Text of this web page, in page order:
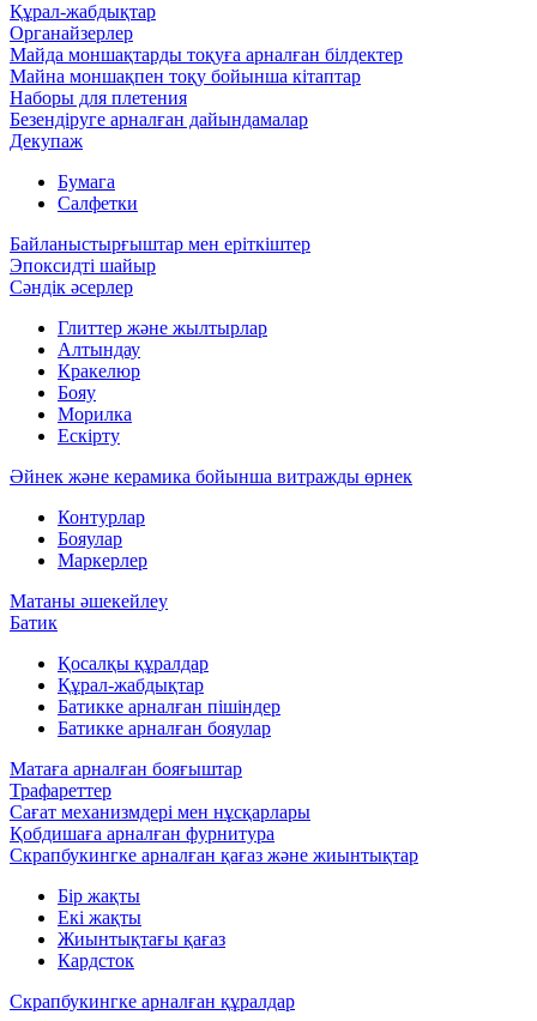
Құрал-жабдықтар
Органайзерлер
Майда моншақтарды тоқуға арналған білдектер
Майна моншақпен тоқу бойынша кітаптар
Наборы для плетения
Безендіруге арналған дайындамалар
Декупаж
Бумага
Салфетки
Байланыстырғыштар мен еріткіштер
Эпоксидті шайыр
Сәндік әсерлер
Глиттер және жылтырлар
Алтындау
Кракелюр
Бояу
Морилка
Ескірту
Әйнек және керамика бойынша витражды өрнек
Контурлар
Бояулар
Маркерлер
Матаны әшекейлеу
Батик
Қосалқы құралдар
Құрал-жабдықтар
Батикке арналған пішіндер
Батикке арналған бояулар
Матаға арналған бояғыштар
Трафареттер
Сағат механизмдері мен нұсқарлары
Қобдишаға арналған фурнитура
Скрапбукингке арналған қағаз және жиынтықтар
Бір жақты
Екі жақты
Жиынтықтағы қағаз
Кардсток
Скрапбукингке арналған құралдар